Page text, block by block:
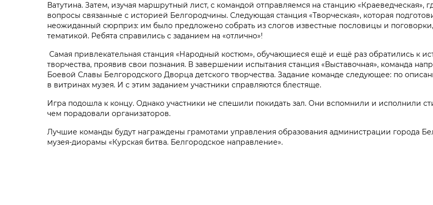
Ватутина. Затем, изучая маршрутный лист, с командой отправляемся на станцию «Краеведческая»,
вопросы связанные с историей Белгородчины. Следующая станция «Творческая», которая
неожиданный сюрприз: им было предложено собрать из слогов известные пословицы и
тематикой. Ребята справились с заданием на «отлично»!
Самая привлекательная станция «Народный костюм», обучающиеся ещё и ещё раз обратились к
творчества, проявив свои познания. В завершении испытания станция «Выставочная», команда
Боевой Славы Белгородского Дворца детского творчества. Задание команде следующее: по
в витринах музея. И с этим заданием участники справляются блестяще.
Игра подошла к концу. Однако участники не спешили покидать зал. Они вспомнили и исполнили
чем порадовали организаторов.
Лучшие команды будут награждены грамотами управления образования администрации города
музея-диорамы «Курская битва. Белгородское направление».